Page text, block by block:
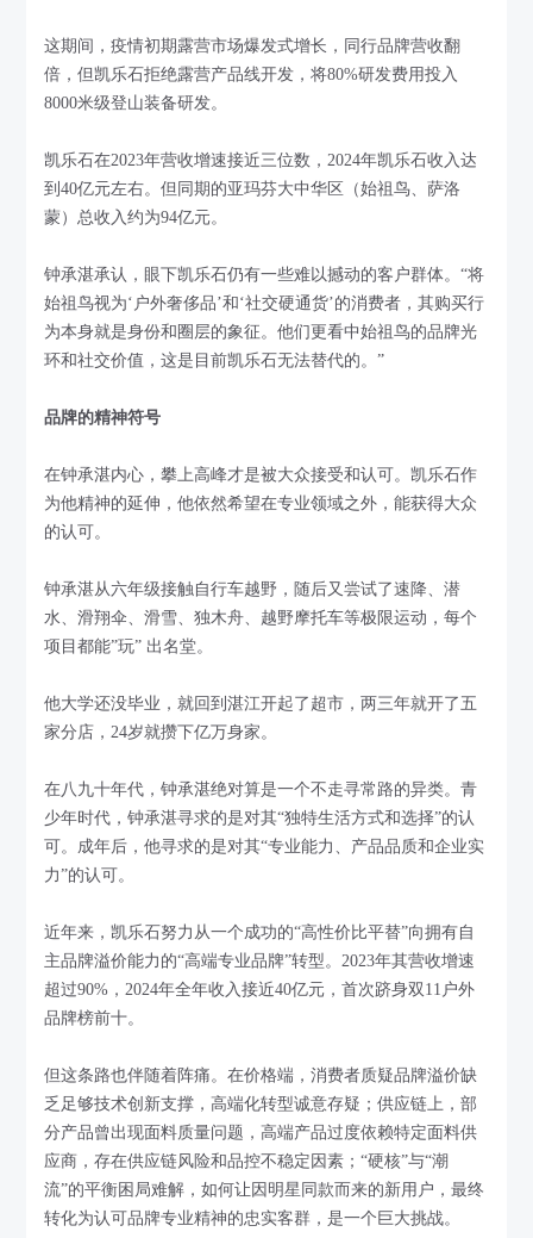
这期间，疫情初期露营市场爆发式增长，同行品牌营收翻
倍，但凯乐石拒绝露营产品线开发，将80%研发费用投入
8000米级登山装备研发。
凯乐石在2023年营收增速接近三位数，2024年凯乐石收入达
到40亿元左右。但同期的亚玛芬大中华区（始祖鸟、萨洛
蒙）总收入约为94亿元。
钟承湛承认，眼下凯乐石仍有一些难以撼动的客户群体。“将
始祖鸟视为‘户外奢侈品’和‘社交硬通货’的消费者，其购买行
为本身就是身份和圈层的象征。他们更看中始祖鸟的品牌光
环和社交价值，这是目前凯乐石无法替代的。”
品牌的精神符号
在钟承湛内心，攀上高峰才是被大众接受和认可。凯乐石作
为他精神的延伸，他依然希望在专业领域之外，能获得大众
的认可。
钟承湛从六年级接触自行车越野，随后又尝试了速降、潜
水、滑翔伞、滑雪、独木舟、越野摩托车等极限运动，每个
项目都能”玩” 出名堂。
他大学还没毕业，就回到湛江开起了超市，两三年就开了五
家分店，24岁就攒下亿万身家。
在八九十年代，钟承湛绝对算是一个不走寻常路的异类。青
少年时代，钟承湛寻求的是对其“独特生活方式和选择”的认
可。成年后，他寻求的是对其“专业能力、产品品质和企业实
力”的认可。
近年来，凯乐石努力从一个成功的“高性价比平替”向拥有自
主品牌溢价能力的“高端专业品牌”转型。2023年其营收增速
超过90%，2024年全年收入接近40亿元，首次跻身双11户外
品牌榜前十。
但这条路也伴随着阵痛。在价格端，消费者质疑品牌溢价缺
乏足够技术创新支撑，高端化转型诚意存疑；供应链上，部
分产品曾出现面料质量问题，高端产品过度依赖特定面料供
应商，存在供应链风险和品控不稳定因素；“硬核”与“潮
流”的平衡困局难解，如何让因明星同款而来的新用户，最终
转化为认可品牌专业精神的忠实客群，是一个巨大挑战。